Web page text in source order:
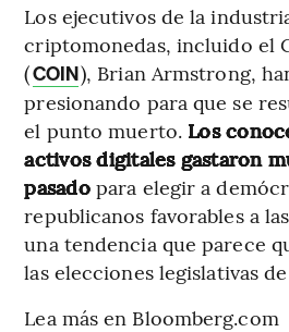
Los ejecutivos de la
criptomonedas, incluido el
(COIN), Brian Armstrong,
presionando para que se
el punto muerto. Los
activos digitales gastaron
pasadopara elegir a
republicanos favorables a
una tendencia que parece
las elecciones legislativas
Lea más en Bloomberg.com